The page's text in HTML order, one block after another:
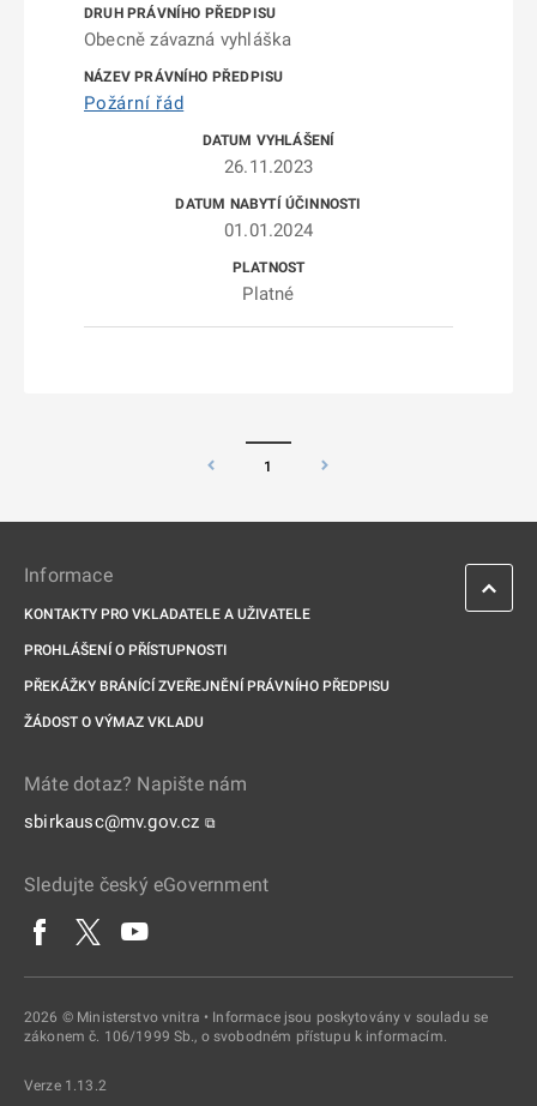
Obecně závazná vyhláška
Požární řád
26.11.2023
01.01.2024
Platné
1
Informace
KONTAKTY PRO VKLADATELE A UŽIVATELE
PROHLÁŠENÍ O PŘÍSTUPNOSTI
PŘEKÁŽKY BRÁNÍCÍ ZVEŘEJNĚNÍ PRÁVNÍHO PŘEDPISU
ŽÁDOST O VÝMAZ VKLADU
Máte dotaz? Napište nám
sbirkausc@mv.gov.cz ⧉
Sledujte český eGovernment
2026 © Ministerstvo vnitra • Informace jsou poskytovány v souladu se
zákonem č. 106/1999 Sb., o svobodném přístupu k informacím.
Verze 1.13.2